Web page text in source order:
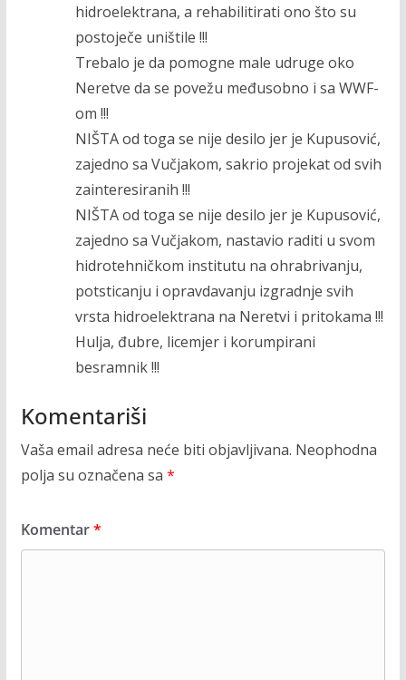
hidroelektrana, a rehabilitirati ono što su
postoječe uništile !!!
Trebalo je da pomogne male udruge oko
Neretve da se povežu međusobno i sa WWF-
om !!!
NIŠTA od toga se nije desilo jer je Kupusović,
zajedno sa Vučjakom, sakrio projekat od svih
zainteresiranih !!!
NIŠTA od toga se nije desilo jer je Kupusović,
zajedno sa Vučjakom, nastavio raditi u svom
hidrotehničkom institutu na ohrabrivanju,
potsticanju i opravdavanju izgradnje svih
vrsta hidroelektrana na Neretvi i pritokama !!!
Hulja, đubre, licemjer i korumpirani
besramnik !!!
Komentariši
Vaša email adresa neće biti objavljivana. Neophodna
polja su označena sa *
Komentar*